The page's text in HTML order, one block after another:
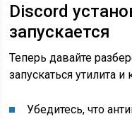
Discord
запускается
Теперь давайте
запускаться утилита и
Убедитесь, что